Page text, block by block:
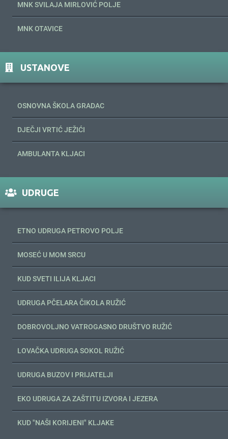
MNK SVILAJA MIRLOVIĆ POLJE
MNK OTAVICE
USTANOVE
OSNOVNA ŠKOLA GRADAC
DJEČJI VRTIĆ JEŽIĆI
AMBULANTA KLJACI
UDRUGE
ETNO UDRUGA PETROVO POLJE
MOSEĆ U MOM SRCU
KUD SVETI ILIJA KLJACI
UDRUGA PČELARA ČIKOLA RUŽIĆ
DOBROVOLJNO VATROGASNO DRUŠTVO RUŽIĆ
LOVAČKA UDRUGA SOKOL RUŽIĆ
UDRUGA BUZOV I PRIJATELJI
EKO UDRUGA ZA ZAŠTITU IZVORA I JEZERA
KUD "NAŠI KORIJENI" KLJAKE